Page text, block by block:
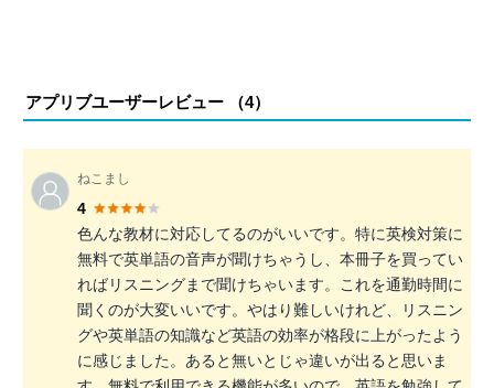
アプリブユーザーレビュー （4）
ねこまし
4
色んな教材に対応してるのがいいです。特に英検対策に
無料で英単語の音声が聞けちゃうし、本冊子を買ってい
ればリスニングまで聞けちゃいます。これを通勤時間に
聞くのが大変いいです。やはり難しいけれど、リスニン
グや英単語の知識など英語の効率が格段に上がったよう
に感じました。あると無いとじゃ違いが出ると思いま